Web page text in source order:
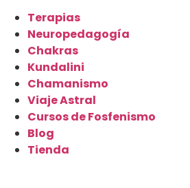
Terapias
Neuropedagogía
Chakras
Kundalini
Chamanismo
Viaje Astral
Cursos de Fosfenismo
Blog
Tienda